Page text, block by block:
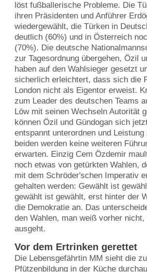
löst fußballerische Probleme. Die
ihren Präsidenten und Anführer
wiedergewählt, die Türken in
deutlich (60%) und in Österreich
(70%). Die deutsche
zur Tagesordnung übergehen, Özil
haben auf den Wahlsieger gesetzt
sicherlich erleichtert, dass sich die
London nicht als Eigentor erweist.
zum Leader des deutschen Teams
Löw mit seinen Wechseln Autorität
können Özil und Gündogan sich
entspannt unterordnen und
beiden werden keine weiteren
erwarten. Einzig Cem Özdemir
noch etwas von getürkten Wahlen,
mit dem Schröder'schen Imperativ
gehalten werden: Gewählt ist
gewählt ist gewählt, erst hinter der
die Demokratie an. Das
den Wahlen, man weiß vorher
ausgeht.
Vor dem Ertrinken gerettet
Die Lebensgefährtin MM sieht die
Pfützenbildung in der Küche